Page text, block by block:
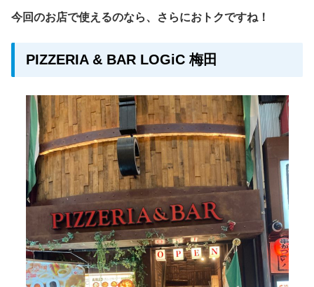
今回のお店で使えるのなら、さらにおトクですね！
PIZZERIA & BAR LOGiC 梅田